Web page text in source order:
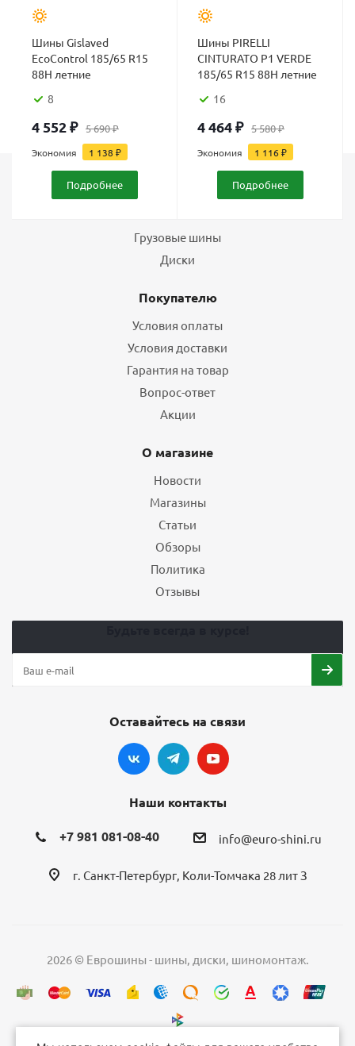
Шины Gislaved
EcoControl 185/65 R15
88H летние
8
4 552₽ 5 690₽
Экономия 1 138 ₽
Подробнее
Шины PIRELLI
CINTURATO P1 VERDE
185/65 R15 88H летние
16
4 464₽ 5 580₽
Экономия 1 116₽
Подробнее
Грузовые шины
Диски
Покупателю
Условия оплаты
Условия доставки
Гарантия на товар
Вопрос-ответ
Акции
О магазине
Новости
Магазины
Статьи
Обзоры
Политика
Отзывы
Оставайтесь на связи
Наши контакты
+7 981 081-08-40 info@euro-shini.ru
г. Санкт-Петербург, Коли-Томчака 28 лит З
2026 © Еврошины - шины, диски, шиномонтаж.